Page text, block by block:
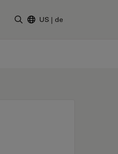
US | de